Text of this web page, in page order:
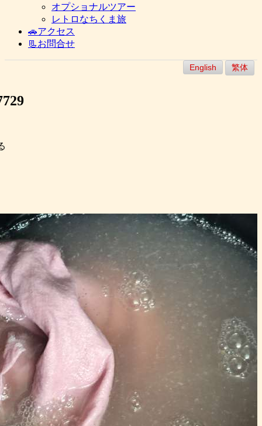
オプショナルツアー
レトロなちくま旅
🚗アクセス
📃お問合せ
English 繁体